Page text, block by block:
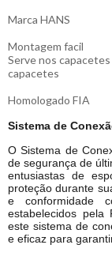
Marca HANS
Montagem facil
Serve nos
capacetes
Homologado FIA
Sistema de
O Sistema de
de segurança de
entusiastas de
proteção durante
e conformidade
estabelecidos pela
este sistema de
e eficaz para